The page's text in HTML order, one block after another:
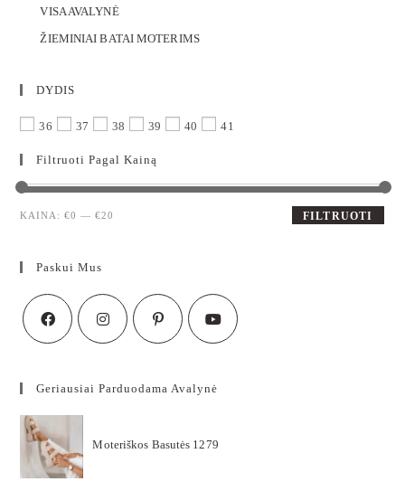
VISA AVALYNĖ
ŽIEMINIAI BATAI MOTERIMS
DYDIS
36 37 38 39 40 41
Filtruoti Pagal Kainą
FILTRUOTI
KAINA:€0 —€20
Paskui Mus
Geriausiai Parduodama Avalynė
Moteriškos Basutės 1279